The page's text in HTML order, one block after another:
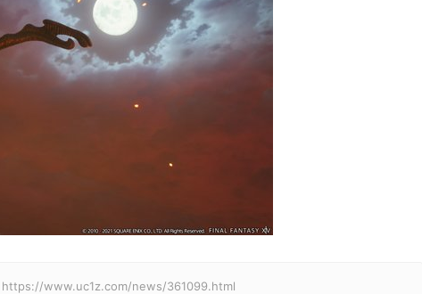
https://www.uc1z.com/news/361099.html